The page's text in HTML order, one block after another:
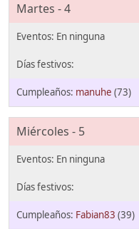
Martes - 4
manuhe (73)
Miércoles - 5
Fabian83 (39)